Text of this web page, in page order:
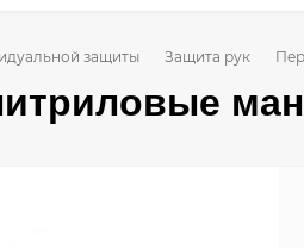
защиты Защита рук